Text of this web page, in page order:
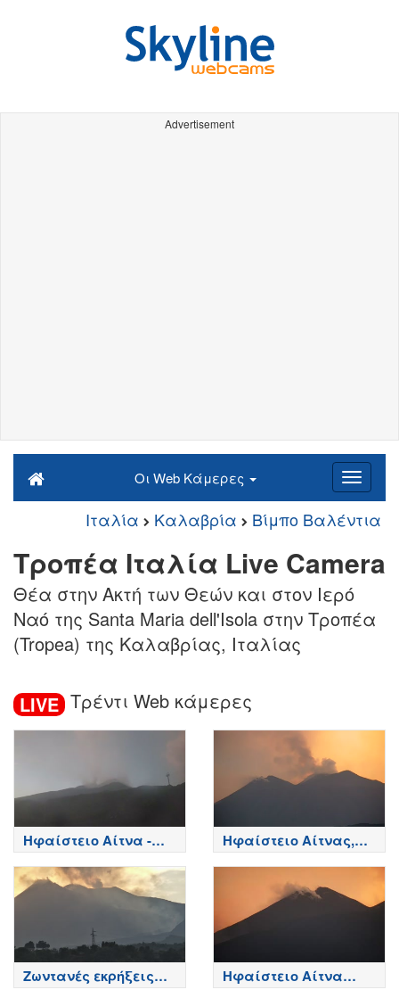
Advertisement
Οι Web Κάμερες
Ιταλία Καλαβρία Βίμπο Βαλέντια
Τροπέα Ιταλία Live Camera
Θέα στην Ακτή των Θεών και στον Ιερό
Ναό της Santa Maria dell'Isola στην Τροπέα
(Tropea) της Καλαβρίας, Ιταλίας
LIVE Τρέντι Web κάμερες
Ηφαίστειο Αίτνα -
Κορυφή κρατήρων,
Etna
Ηφαίστειο Αίτνας,
Βόρεια πλευρά - Etna
Ζωντανές εκρήξεις
Ηφαίστειο Αίτνα